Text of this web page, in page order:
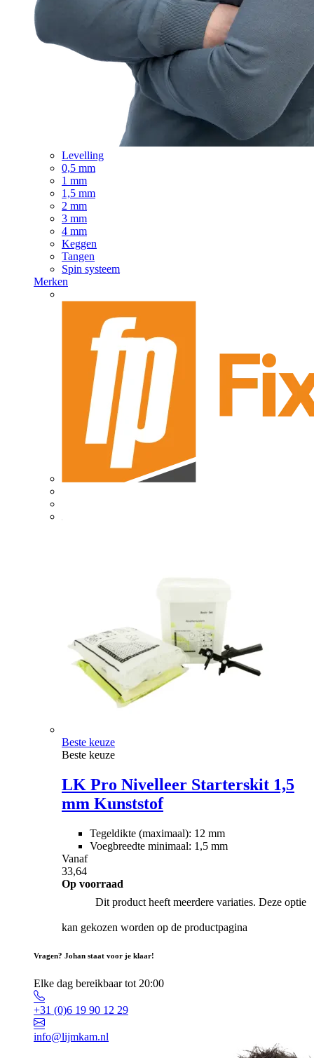
Levelling
0,5 mm
1 mm
1,5 mm
2 mm
3 mm
4 mm
Keggen
Tangen
Spin systeem
Merken
Beste keuze
Beste keuze
LK Pro Nivelleer Starterskit 1,5
mm Kunststof
Tegeldikte (maximaal): 12 mm
Voegbreedte minimaal: 1,5 mm
Vanaf
33,64
Op voorraad
Dit product heeft meerdere variaties. Deze optie
kan gekozen worden op de productpagina
Vragen? Johan staat voor je klaar!
Elke dag bereikbaar tot 20:00
+31 (0)6 19 90 12 29
info@lijmkam.nl